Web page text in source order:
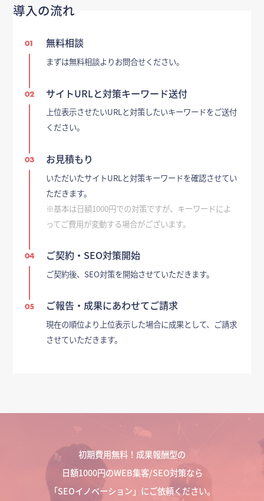
導入の流れ
01 無料相談
まずは無料相談よりお問合せください。
02 サイトURLと対策キーワード送付
上位表示させたいURLと対策したいキーワードをご送付
ください。
03 お見積もり
いただいたサイトURLと対策キーワードを確認させてい
ただきます。
※基本は日額1000円での対策ですが、キーワードによ
ってご費用が変動する場合がございます。
04 ご契約・SEO対策開始
ご契約後、SEO対策を開始させていただきます。
05 ご報告・成果にあわせてご請求
現在の順位より上位表示した場合に成果として、ご請求
させていただきます。
初期費用無料！成果報酬型の
日額1000円のWEB集客/SEO対策なら
「SEOイノベーション」にご依頼ください。